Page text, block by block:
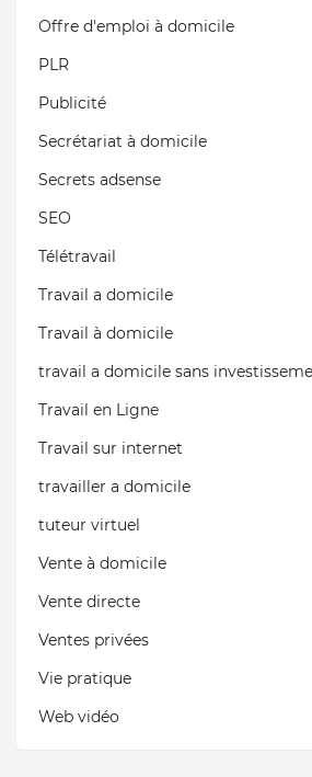
Offre d'emploi à domicile
PLR
Publicité
Secrétariat à domicile
Secrets adsense
SEO
Télétravail
Travail a domicile
Travail à domicile
travail a domicile sans
Travail en Ligne
Travail sur internet
travailler a domicile
tuteur virtuel
Vente à domicile
Vente directe
Ventes privées
Vie pratique
Web vidéo